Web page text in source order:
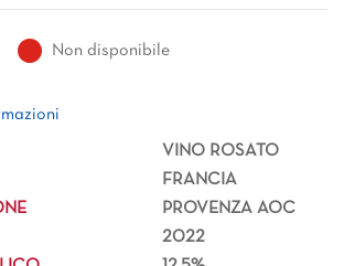
Non disponibile
VINO ROSATO
FRANCIA
PROVENZA AOC
2022